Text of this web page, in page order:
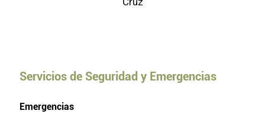
Servicios de Seguridad y Emergencias
Emergencias